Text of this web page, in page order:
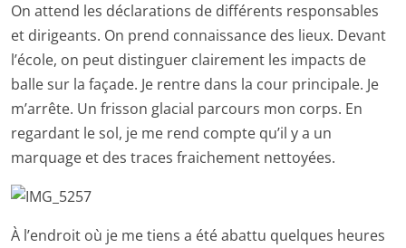
On attend les déclarations de différents responsables
et dirigeants. On prend connaissance des lieux. Devant
l’école, on peut distinguer clairement les impacts de
balle sur la façade. Je rentre dans la cour principale. Je
m’arrête. Un frisson glacial parcours mon corps. En
regardant le sol, je me rend compte qu’il y a un
marquage et des traces fraichement nettoyées.
À l’endroit où je me tiens a été abattu quelques heures